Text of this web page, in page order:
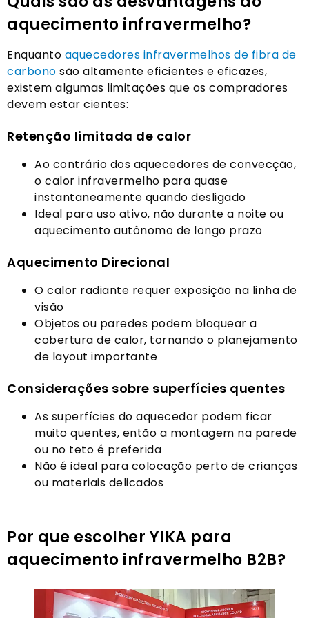
aquecimento infravermelho?
Enquanto aquecedores infravermelhos de fibra de
carbono são altamente eficientes e eficazes,
existem algumas limitações que os compradores
devem estar cientes:
Retenção limitada de calor
Ao contrário dos aquecedores de convecção,
o calor infravermelho para quase
instantaneamente quando desligado
Ideal para uso ativo, não durante a noite ou
aquecimento autônomo de longo prazo
Aquecimento Direcional
O calor radiante requer exposição na linha de
visão
Objetos ou paredes podem bloquear a
cobertura de calor, tornando o planejamento
de layout importante
Considerações sobre superfícies quentes
As superfícies do aquecedor podem ficar
muito quentes, então a montagem na parede
ou no teto é preferida
Não é ideal para colocação perto de crianças
ou materiais delicados
Por que escolher YIKA para
aquecimento infravermelho B2B?